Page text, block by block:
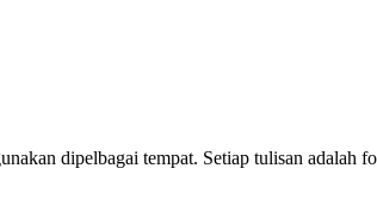
dipelbagai tempat. Setiap tulisan adalah